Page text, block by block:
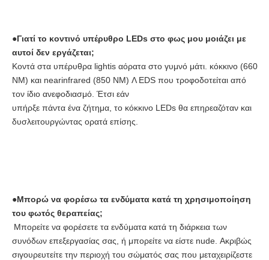
●Γιατί το κοντινό υπέρυθρο LEDs στο φως μου μοιάζει με
αυτοί δεν εργάζεται;
Κοντά στα υπέρυθρα lightis αόρατα στο γυμνό μάτι. κόκκινο (660
NM) και nearinfrared (850 NM) Λ EDS που τροφοδοτείται από
τον ίδιο ανεφοδιασμό. Έτσι εάν
υπήρξε πάντα ένα ζήτημα, το κόκκινο LEDs θα επηρεαζόταν και
δυσλειτουργώντας ορατά επίσης.
●Μπορώ να φορέσω τα ενδύματα κατά τη χρησιμοποίηση
του φωτός θεραπείας;
Μπορείτε να φορέσετε τα ενδύματα κατά τη διάρκεια των
συνόδων επεξεργασίας σας, ή μπορείτε να είστε nude. Ακριβώς
σιγουρευτείτε την περιοχή του σώματός σας που μεταχειρίζεστε